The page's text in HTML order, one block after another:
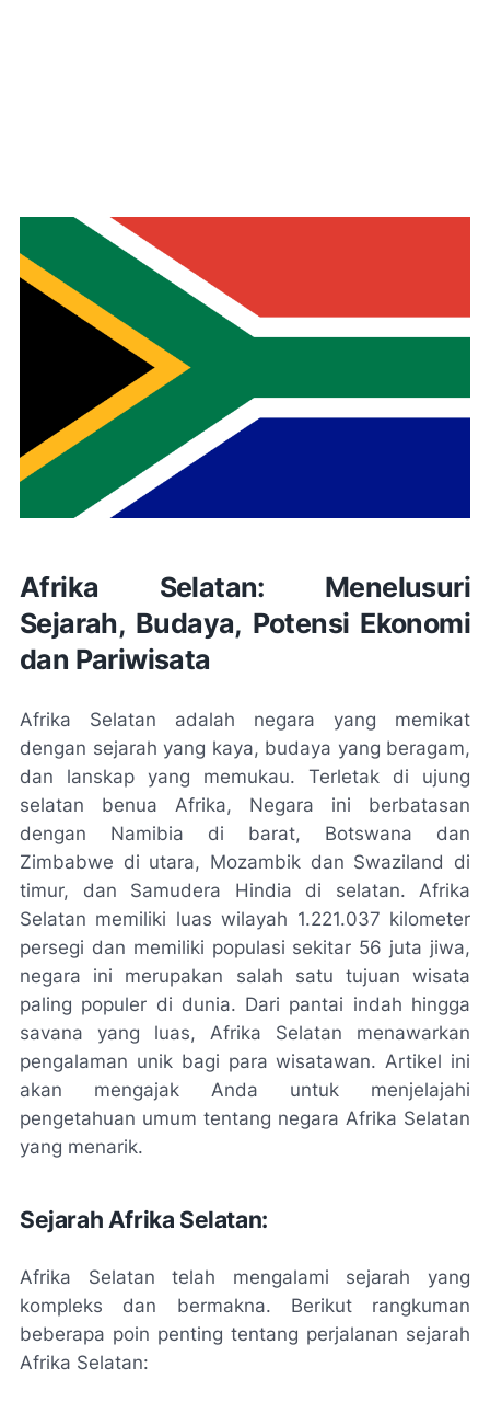
Afrika Selatan: Menelusuri
Sejarah, Budaya, Potensi Ekonomi
dan Pariwisata
Afrika Selatan adalah negara yang memikat
dengan sejarah yang kaya, budaya yang beragam,
dan lanskap yang memukau. Terletak di ujung
selatan benua Afrika, Negara ini berbatasan
dengan Namibia di barat, Botswana dan
Zimbabwe di utara, Mozambik dan Swaziland di
timur, dan Samudera Hindia di selatan. Afrika
Selatan memiliki luas wilayah 1.221.037 kilometer
persegi dan memiliki populasi sekitar 56 juta jiwa,
negara ini merupakan salah satu tujuan wisata
paling populer di dunia. Dari pantai indah hingga
savana yang luas, Afrika Selatan menawarkan
pengalaman unik bagi para wisatawan. Artikel ini
akan mengajak Anda untuk menjelajahi
pengetahuan umum tentang negara Afrika Selatan
yang menarik.
Sejarah Afrika Selatan:
Afrika Selatan telah mengalami sejarah yang
kompleks dan bermakna. Berikut rangkuman
beberapa poin penting tentang perjalanan sejarah
Afrika Selatan: